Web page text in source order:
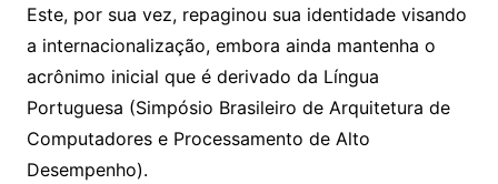
Este, por sua vez, repaginou sua identidade visando
a internacionalização, embora ainda mantenha o
acrônimo inicial que é derivado da Língua
Portuguesa (Simpósio Brasileiro de Arquitetura de
Computadores e Processamento de Alto
Desempenho).